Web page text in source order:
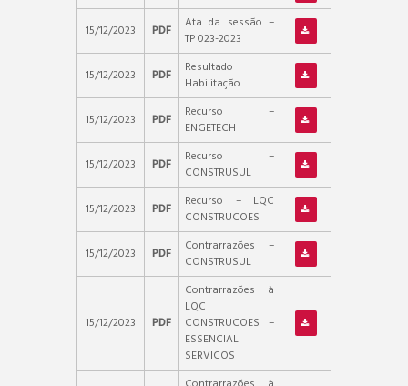
15/12/2023 PDF
Ata da sessão –
TP 023-2023
15/12/2023
PDF
Resultado
Habilitação
15/12/2023
PDF
Recurso –
ENGETECH
15/12/2023
PDF
Recurso –
CONSTRUSUL
15/12/2023
PDF
Recurso – LQC
CONSTRUCOES
15/12/2023
PDF
Contrarrazões –
CONSTRUSUL
15/12/2023 PDF
Contrarrazões à
LQC
CONSTRUCOES –
ESSENCIAL
SERVICOS